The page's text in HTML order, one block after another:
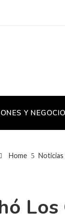
Y
Home Noticias